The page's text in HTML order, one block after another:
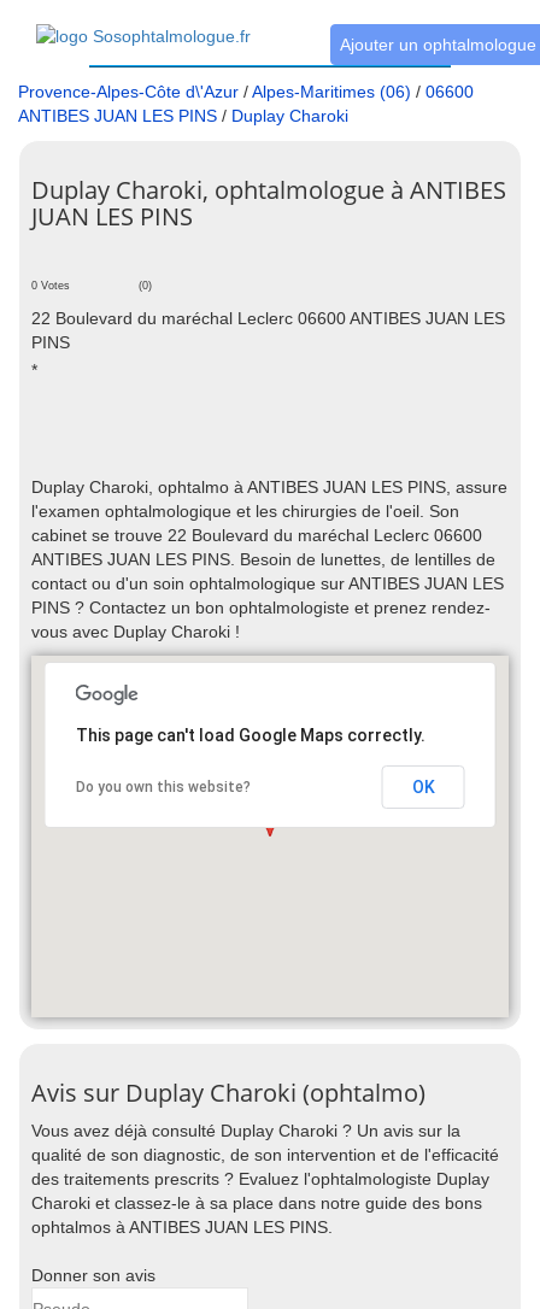
Ajouter un ophtalmologue
Provence-Alpes-Côte d\'Azur /Alpes-Maritimes (06) / 06600
ANTIBES JUAN LES PINS / Duplay Charoki
Duplay Charoki, ophtalmologue à ANTIBES
JUAN LES PINS
0 Votes (0)
22 Boulevard du maréchal Leclerc 06600 ANTIBES JUAN LES
PINS
*
Duplay Charoki, ophtalmo à ANTIBES JUAN LES PINS, assure
l'examen ophtalmologique et les chirurgies de l'oeil. Son
cabinet se trouve 22 Boulevard du maréchal Leclerc 06600
ANTIBES JUAN LES PINS. Besoin de lunettes, de lentilles de
contact ou d'un soin ophtalmologique sur ANTIBES JUAN LES
PINS ? Contactez un bon ophtalmologiste et prenez rendez-
vous avec Duplay Charoki !
This page can't load Google Maps correctly.
Do you own this website? OK
Avis sur Duplay Charoki (ophtalmo)
Vous avez déjà consulté Duplay Charoki ? Un avis sur la
qualité de son diagnostic, de son intervention et de l'efficacité
des traitements prescrits ? Evaluez l'ophtalmologiste Duplay
Charoki et classez-le à sa place dans notre guide des bons
ophtalmos à ANTIBES JUAN LES PINS.
Donner son avis